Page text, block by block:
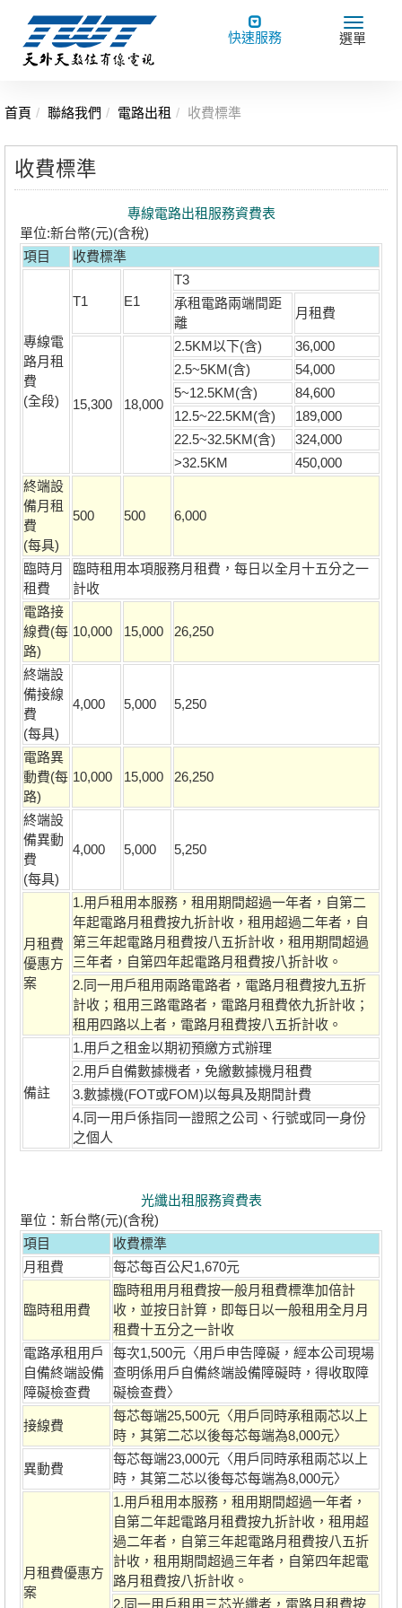
Toggle
navigation
快速服務
Toggle
選單
首頁 聯絡我們 電路出租 收費標準
收費標準
專線電路出租服務資費表
單位:新台幣(元)(含稅)
項目
收費標準
專線電
路月租
費
(全段)
T1 E1
T3
承租電路兩端間距
離
月租費
15,300 18,000
2.5KM以下(含)
36,000
2.5~5KM(含)
54,000
5~12.5KM(含)
84,600
12.5~22.5KM(含)
189,000
22.5~32.5KM(含)
324,000
>32.5KM
450,000
終端設
備月租
費
(每具)
500 500 6,000
臨時月
租費
臨時租用本項服務月租費，每日以全月十五分之一
計收
電路接
線費(每
路)
10,000 15,000 26,250
終端設
備接線
費
(每具)
4,000 5,000 5,250
電路異
動費(每
路)
10,000 15,000 26,250
終端設
備異動
費
(每具)
4,000 5,000 5,250
月租費
優惠方
案
1.用戶租用本服務，租用期間超過一年者，自第二
年起電路月租費按九折計收，租用超過二年者，自
第三年起電路月租費按八五折計收，租用期間超過
三年者，自第四年起電路月租費按八折計收。
2.同一用戶租用兩路電路者，電路月租費按九五折
計收；租用三路電路者，電路月租費依九折計收；
租用四路以上者，電路月租費按八五折計收。
備註
1.用戶之租金以期初預繳方式辦理
2.用戶自備數據機者，免繳數據機月租費
3.數據機(FOT或FOM)以每具及期間計費
4.同一用戶係指同一證照之公司、行號或同一身份
之個人
光纖出租服務資費表
單位：新台幣(元)(含稅)
項目
收費標準
月租費
每芯每百公尺1,670元
臨時租用費
臨時租用月租費按一般月租費標準加倍計
收，並按日計算，即每日以一般租用全月月
租費十五分之一計收
電路承租用戶
自備終端設備
障礙檢查費
每次1,500元〈用戶申告障礙，經本公司現場
查明係用戶自備終端設備障礙時，得收取障
礙檢查費〉
接線費
每芯每端25,500元〈用戶同時承租兩芯以上
時，其第二芯以後每芯每端為8,000元〉
異動費
每芯每端23,000元〈用戶同時承租兩芯以上
時，其第二芯以後每芯每端為8,000元〉
月租費優惠方
案
1.用戶租用本服務，租用期間超過一年者，
自第二年起電路月租費按九折計收，租用超
過二年者，自第三年起電路月租費按八五折
計收，租用期間超過三年者，自第四年起電
路月租費按八折計收。
2.同一用戶租用三芯光纖者，電路月租費按